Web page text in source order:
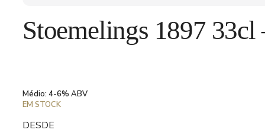
Stoemelings 1897 33cl
Médio: 4-6% ABV
EM STOCK
DESDE